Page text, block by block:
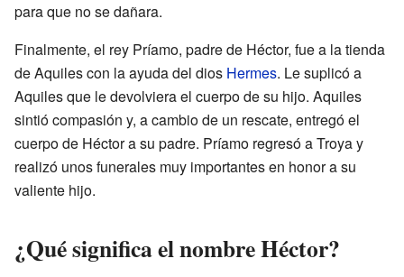
para que no se dañara.
Finalmente, el rey Príamo, padre de Héctor, fue a la tienda
de Aquiles con la ayuda del dios Hermes. Le suplicó a
Aquiles que le devolviera el cuerpo de su hijo. Aquiles
sintió compasión y, a cambio de un rescate, entregó el
cuerpo de Héctor a su padre. Príamo regresó a Troya y
realizó unos funerales muy importantes en honor a su
valiente hijo.
¿Qué significa el nombre Héctor?